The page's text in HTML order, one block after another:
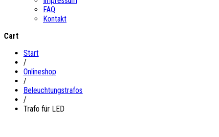
FAQ
Kontakt
Cart
Start
/
Onlineshop
/
Beleuchtungstrafos
/
Trafo für LED